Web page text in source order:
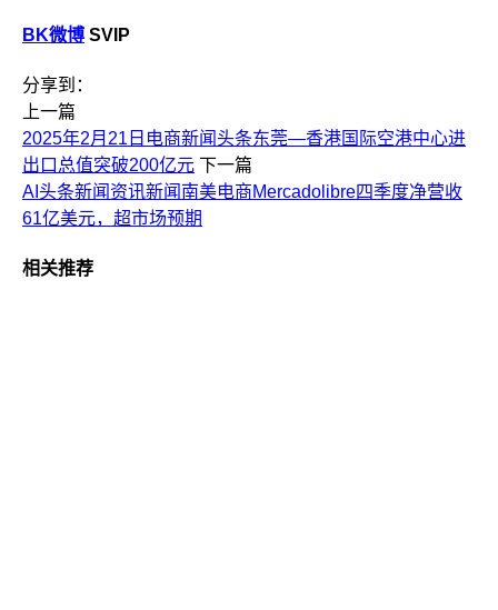
BK微博 SVIP
分享到：
上一篇
2025年2月21日电商新闻头条东莞—香港国际空港中心进
出口总值突破200亿元 下一篇
AI头条新闻资讯新闻南美电商Mercadolibre四季度净营收
61亿美元，超市场预期
相关推荐